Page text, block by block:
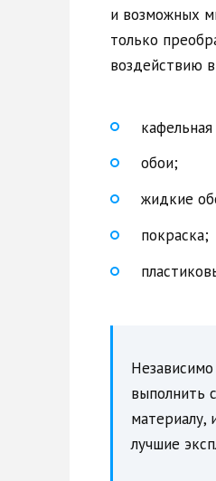
и возможных
только
воздействию
обои;
жидкие
покраска;
выполнить
материалу,
лучшие